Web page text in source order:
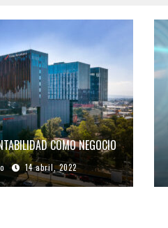
COMO NEGOCIO
14 abril, 2022